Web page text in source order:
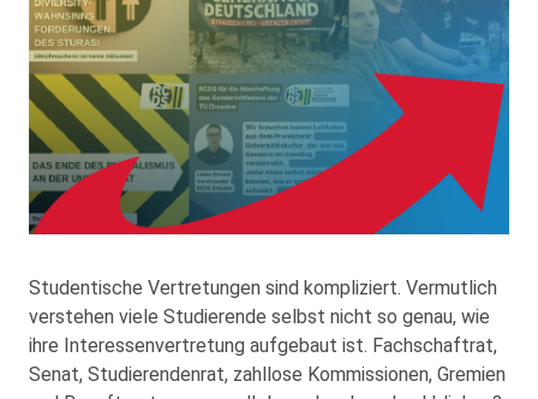
Studentische Vertretungen sind kompliziert. Vermutlich
verstehen viele Studierende selbst nicht so genau, wie
ihre Interessenvertretung aufgebaut ist. Fachschaftrat,
Senat, Studierendenrat, zahllose Kommissionen, Gremien